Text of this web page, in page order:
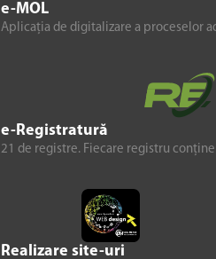
e-MOL
Aplicația de digitalizare a proceselor
e-Registratură
21 de registre. Fiecare registru
Realizare site-uri